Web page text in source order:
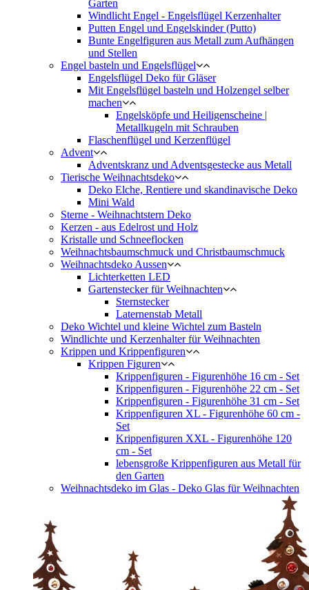
Garten
Windlicht Engel - Engelsflügel Kerzenhalter
Putten Engel und Engelskinder (Putto)
Bunte Engelfiguren aus Metall zum Aufhängen
und Stellen
Engel basteln und Engelsflügel
Engelsflügel Deko für Gläser
Mit Engelsflügel basteln und Holzengel selber
machen
Engelsköpfe und Heiligenscheine |
Metallkugeln mit Schrauben
Flaschenflügel und Kerzenflügel
Advent
Adventskranz und Adventsgestecke aus Metall
Tierische Weihnachtsdeko
Deko Elche, Rentiere und skandinavische Deko
Mini Wald
Sterne - Weihnachtstern Deko
Kerzen - aus Edelrost und Holz
Kristalle und Schneeflocken
Weihnachtsbaumschmuck und Christbaumschmuck
Weihnachtsdeko Aussen
Lichterketten LED
Gartenstecker für Weihnachten
Sternstecker
Laternenstab Metall
Deko Wichtel und kleine Wichtel zum Basteln
Windlichte und Kerzenhalter für Weihnachten
Krippen und Krippenfiguren
Krippen Figuren
Krippenfiguren - Figurenhöhe 16 cm - Set
Krippenfiguren - Figurenhöhe 22 cm - Set
Krippenfiguren - Figurenhöhe 31 cm - Set
Krippenfiguren XL - Figurenhöhe 60 cm -
Set
Krippenfiguren XXL - Figurenhöhe 120
cm - Set
lebensgroße Krippenfiguren aus Metall für
den Garten
Weihnachtsdeko im Glas - Deko Glas für Weihnachten